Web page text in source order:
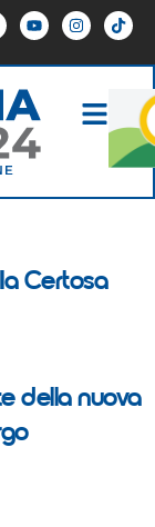
Certosa
della nuova